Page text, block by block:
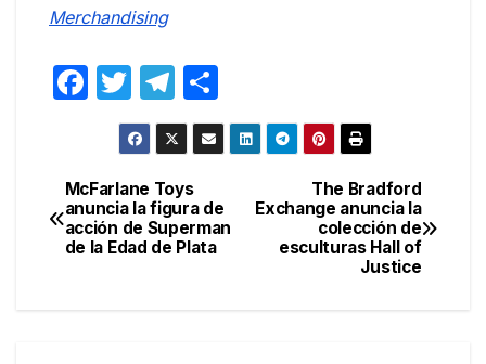
Merchandising
F
e
b
o
T
w
itt
er
T
el
e
gr
a
m
o
m
ar
Navegación
de
The Bradford
Exchange anuncia la
colección de
esculturas Hall of
Justice
McFarlane Toys
anuncia la figura de
acción de Superman
de la Edad de Plata